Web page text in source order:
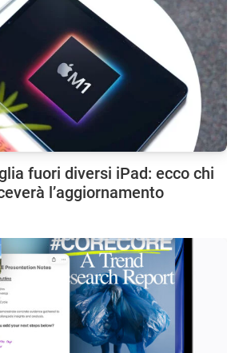
fuori diversi iPad: ecco chi
l’aggiornamento